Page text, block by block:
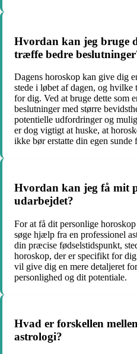
Hvordan kan jeg bruge
træffe bedre
Dagens horoskop kan give dig
stede i løbet af dagen, og hvilke
for dig. Ved at bruge dette som
beslutninger med større
potentielle udfordringer og
er dog vigtigt at huske, at
ikke bør erstatte din egen
Hvordan kan jeg få mit
udarbejdet?
For at få dit personlige
søge hjælp fra en professionel
din præcise fødselstidspunkt,
horoskop, der er specifikt for
vil give dig en mere detaljeret
personlighed og dit potentiale.
Hvad er forskellen
astrologi?